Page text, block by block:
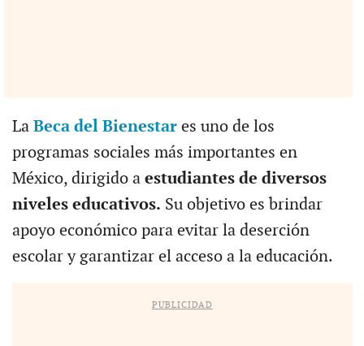
La Beca del Bienestar es uno de los
programas sociales más importantes en
México, dirigido aestudiantes de diversos
niveles educativos. Su objetivo es brindar
apoyo económico para evitar la deserción
escolar y garantizar el acceso a la educación.
PUBLICIDAD